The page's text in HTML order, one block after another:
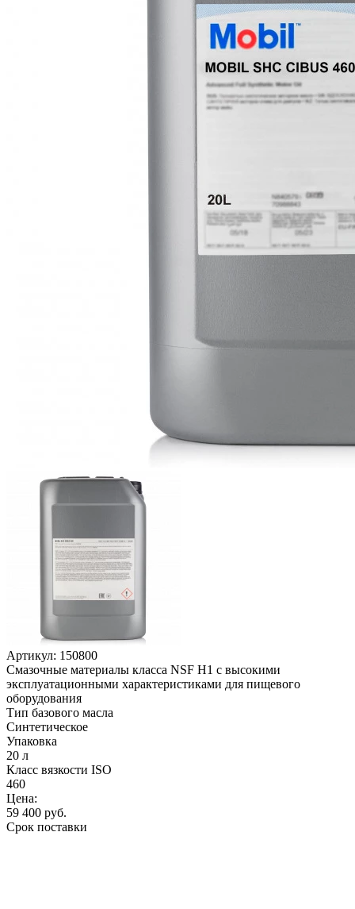
Артикул: 150800
Смазочные материалы класса NSF H1 с высокими
эксплуатационными характеристиками для пищевого
оборудования
Тип базового масла
Синтетическое
Упаковка
20 л
Класс вязкости ISO
460
Цена:
59 400 руб.
Срок поставки